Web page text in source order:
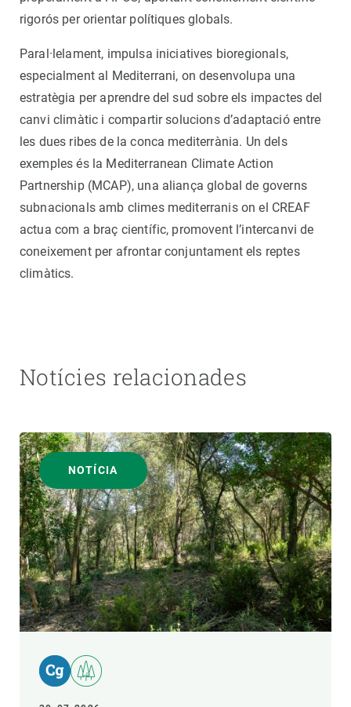
rigorós per orientar polítiques globals.
Paral·lelament, impulsa iniciatives bioregionals,
especialment al Mediterrani, on desenvolupa una
estratègia per aprendre del sud sobre els impactes del
canvi climàtic i compartir solucions d’adaptació entre
les dues ribes de la conca mediterrània. Un dels
exemples és la Mediterranean Climate Action
Partnership (MCAP), una aliança global de governs
subnacionals amb climes mediterranis on el CREAF
actua com a braç científic, promovent l’intercanvi de
coneixement per afrontar conjuntament els reptes
climàtics.
Notícies relacionades
NOTÍCIA